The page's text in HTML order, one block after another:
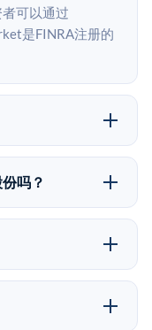
可以通过
是FINRA注册的
有公司。最近的已
上的Pre-IPO股
吗？
单或在
份的投资意向。
的经纪交易商，
类投资。
份流动性低，意
在确定的退出时